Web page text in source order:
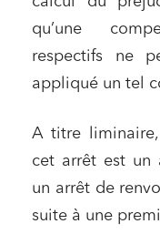
qu’une
respectifs ne
appliqué un tel
A titre
cet arrêt est un
un arrêt de
suite à une